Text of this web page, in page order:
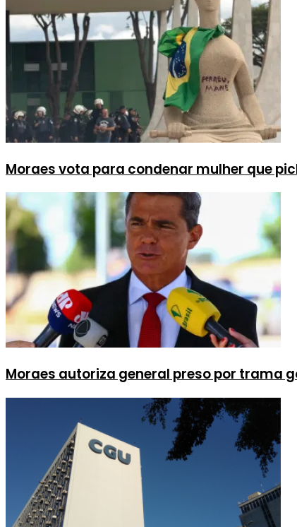
Moraes vota para condenar mulher que
Moraes autoriza general preso por trama